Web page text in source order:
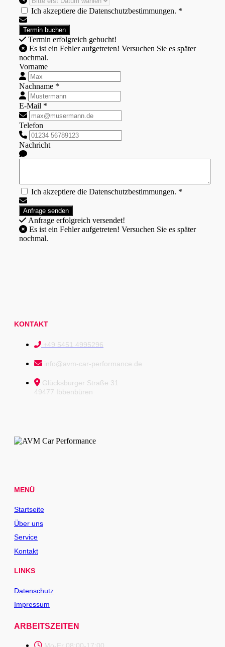
Ich akzeptiere die Datenschutzbestimmungen. *
Termin erfolgreich gebucht!
nochmal.
Vorname
Nachname *
E-Mail *
Telefon
Nachricht
Ich akzeptiere die Datenschutzbestimmungen. *
Anfrage erfolgreich versendet!
nochmal.
KONTAKT
+49 5451 4995296
info@avm-car-performance.de
Glücksburger Straße 31
49477 Ibbenbüren
MENÜ
Startseite
Über uns
Service
Kontakt
LINKS
Datenschutz
Impressum
ARBEITSZEITEN
Mo-Fr 08:00-17:00